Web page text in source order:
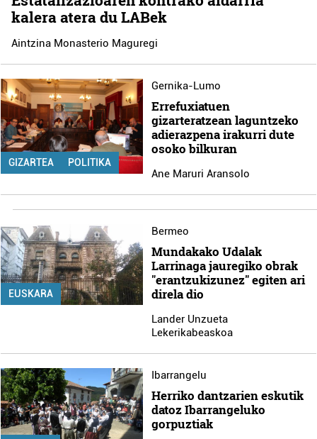
kalera atera du LABek
Aintzina Monasterio Maguregi
GIZARTEA POLITIKA
Gernika-Lumo
Errefuxiatuen
gizarteratzean laguntzeko
adierazpena irakurri dute
osoko bilkuran
Ane Maruri Aransolo
EUSKARA
Bermeo
Mundakako Udalak
Larrinaga jauregiko obrak
"erantzukizunez" egiten ari
direla dio
Lander Unzueta
Lekerikabeaskoa
Ibarrangelu
Herriko dantzarien eskutik
datoz Ibarrangeluko
gorpuztiak